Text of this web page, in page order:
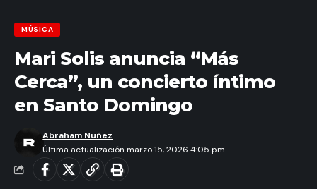
MÚSICA
Mari Solis anuncia “Más
Cerca”, un concierto íntimo
en Santo Domingo
Última actualización marzo 15, 2026 4:05 pm
Abraham Nuñez